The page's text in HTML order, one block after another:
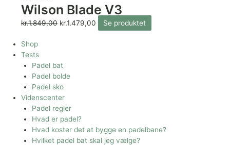
Wilson Blade V3
kr.1.849,00 kr.1.479,00 Se produktet
Shop
Tests
Padel bat
Padel bolde
Padel sko
Videnscenter
Padel regler
Hvad er padel?
Hvad koster det at bygge en padelbane?
Hvilket padel bat skal jeg vælge?